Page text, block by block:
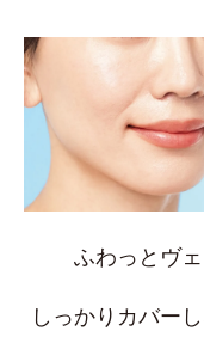
ふわっとヴ
しっかりカバー